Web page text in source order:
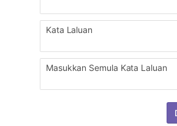
Kata Laluan
Masukkan Semula Kata Laluan